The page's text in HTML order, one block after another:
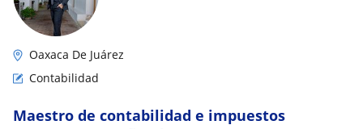
Oaxaca De Juárez
Contabilidad
Maestro de contabilidad e impuestos